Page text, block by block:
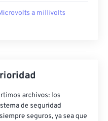
a millivolts
archivos: los
de seguridad
seguros, ya sea que